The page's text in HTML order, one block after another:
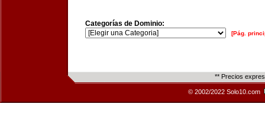
Categorías de Dominio:
[Pág.
** Precios
© 2002/2022 Solo10.com